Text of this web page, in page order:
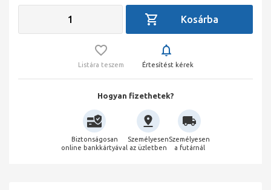
Listára teszem Értesítést kérek
Hogyan fizethetek?
Biztonságosan
online bankkártyával
Személyesen
az üzletben
Személyesen
a futárnál